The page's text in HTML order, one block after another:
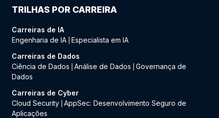
TRILHAS POR CARREIRA
Carreiras de IA
Engenharia de IA Especialista em IA
Carreiras de Dados
Ciência de Dados
Análise de Dados
Governança de
Dados
Carreiras de Cyber
Cloud Security AppSec: Desenvolvimento Seguro de
Aplicações